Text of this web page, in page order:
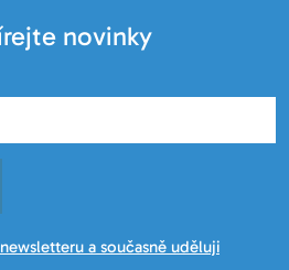
novinky
a současně uděluji